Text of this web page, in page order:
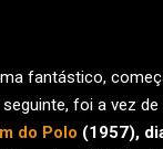
fantástico,
foi a vez de
do Polo (1957),